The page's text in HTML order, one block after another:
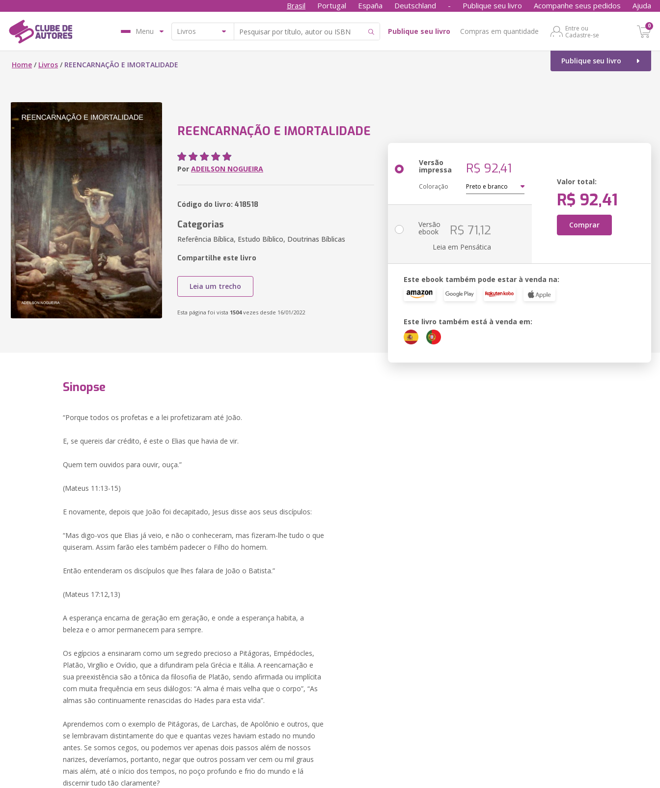
Brasil Portugal España Deutschland - Publique seu livro Acompanhe seus pedidos Ajuda
Menu Publique seu livro Compras em quantidade
Entre ou
Cadastre-se
0
Publique seu livro
Home / Livros / REENCARNAÇÃO E IMORTALIDADE
REENCARNAÇÃO E IMORTALIDADE
Por ADEILSON NOGUEIRA
Código do livro: 418518
Categorias
Referência Bíblica, Estudo Bíblico, Doutrinas Bíblicas
Compartilhe este livro
Leia um trecho
Esta página foi vista 1504vezes desde 16/01/2022
Versão
impressa R$ 92,41
Coloração
Valor total:
R$ 92,41
Comprar
Versão
ebook R$ 71,12
Leia em Pensática
Este ebook também pode estar à venda na:
Este livro também está à venda em:
Sinopse
“Porque todos os profetas e a lei profetizaram até João.
E, se quereis dar crédito, é este o Elias que havia de vir.
Quem tem ouvidos para ouvir, ouça.”
(Mateus 11:13-15)
E novamente, depois que João foi decapitado, Jesus disse aos seus discípulos:
“Mas digo-vos que Elias já veio, e não o conheceram, mas fizeram-lhe tudo o que
quiseram. Assim farão eles também padecer o Filho do homem.
Então entenderam os discípulos que lhes falara de João o Batista.”
(Mateus 17:12,13)
A esperança encarna de geração em geração, e onde a esperança habita, a
beleza e o amor permanecem para sempre.
Os egípcios a ensinaram como um segredo precioso a Pitágoras, Empédocles,
Platão, Virgílio e Ovídio, que a difundiram pela Grécia e Itália. A reencarnação e
sua preexistência são a tônica da filosofia de Platão, sendo afirmada ou implícita
com muita frequência em seus diálogos: “A alma é mais velha que o corpo”, “As
almas são continuamente renascidas do Hades para esta vida”.
Aprendemos com o exemplo de Pitágoras, de Larchas, de Apolônio e outros, que
se lembravam distintamente do que e quantas vezes haviam estado no mundo
antes. Se somos cegos, ou podemos ver apenas dois passos além de nossos
narizes, deveríamos, portanto, negar que outros possam ver cem ou mil graus
mais além, até o início dos tempos, no poço profundo e frio do mundo e lá
discernir tudo tão claramente?